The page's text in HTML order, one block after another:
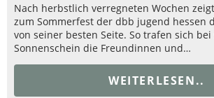
Nach herbstlich verregneten Wochen
zum Sommerfest der dbb jugend hessen
von seiner besten Seite. So trafen sich
Sonnenschein die Freundinnen und…
WEITERLESEN..